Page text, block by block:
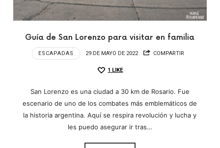
Guía de San Lorenzo para visitar en familia
ESCAPADAS 29 DE MAYO DE 2022 COMPARTIR
1 LIKE
San Lorenzo es una ciudad a 30 km de Rosario. Fue
escenario de uno de los combates más emblemáticos de
la historia argentina. Aquí se respira revolución y lucha y
les puedo asegurar ir tras…